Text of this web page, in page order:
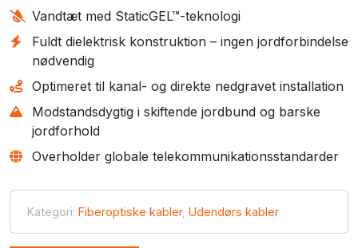
Vandtæt med StaticGEL™-teknologi
Fuldt dielektrisk konstruktion – ingen jordforbindelse
nødvendig
Optimeret til kanal- og direkte nedgravet installation
Modstandsdygtig i skiftende jordbund og barske
jordforhold
Overholder globale telekommunikationsstandarder
Kategori: Fiberoptiske kabler, Udendørs kabler